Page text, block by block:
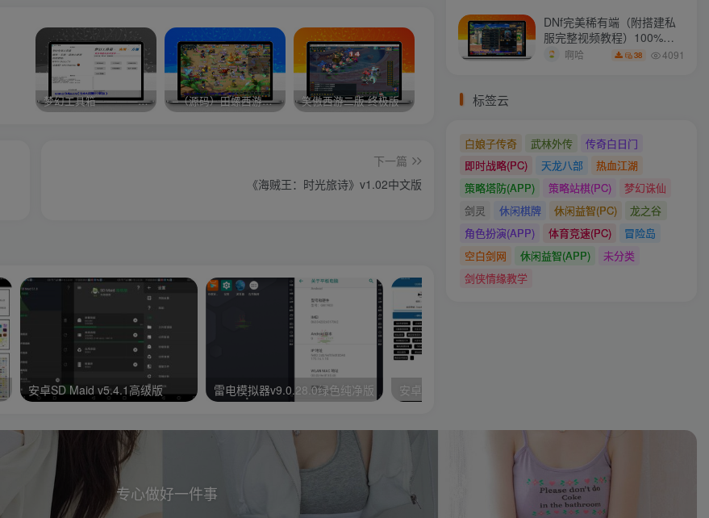
梦幻工具箱————-免费 –（源码）田螺西游9.0 假人摆摊18门派飞升渡劫化圣助战最新BB谛听…. 笑傲西游二版-终极版
下一篇
《海贼王：时光旅诗》v1.02中文版
安卓SD Maid v5.4.1高级版 雷电模拟器v9.0.28.0绿色纯净版 安卓QQ一键签到助手v1.0
DNf完美稀有端（附搭建私
服完整视频教程）100%可
搭建(附完美端升级补丁)
啊哈 38 4091
标签云
白娘子传奇 武林外传
传奇白日门
即时战略(PC)
天龙八部
热血江湖
策略塔防(APP)
策略站棋(PC)
梦幻诛仙
剑灵
休闲棋牌 休闲益智(PC)
龙之谷
角色扮演(APP)
体育竞速(PC)
冒险岛
空白剑网
休闲益智(APP)
未分类
剑侠情缘教学
专心做好一件事